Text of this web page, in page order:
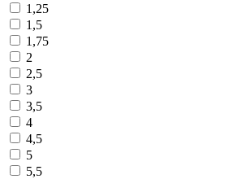
1,25
1,5
1,75
2
2,5
3
3,5
4
4,5
5
5,5